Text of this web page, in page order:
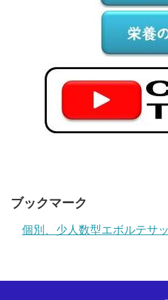
ブックマーク
個別、少人数型エボルテサ